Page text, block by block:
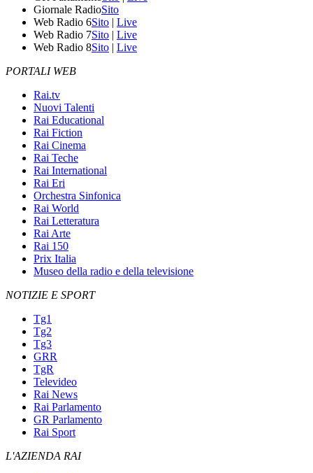
Giornale RadioSito
Web Radio 6Sito | Live
Web Radio 7Sito | Live
Web Radio 8Sito | Live
PORTALI WEB
Rai.tv
Nuovi Talenti
Rai Educational
Rai Fiction
Rai Cinema
Rai Teche
Rai International
Rai Eri
Orchestra Sinfonica
Rai World
Rai Letteratura
Rai Arte
Rai 150
Prix Italia
Museo della radio e della televisione
NOTIZIE E SPORT
Tg1
Tg2
Tg3
GRR
TgR
Televideo
Rai News
Rai Parlamento
GR Parlamento
Rai Sport
L'AZIENDA RAI